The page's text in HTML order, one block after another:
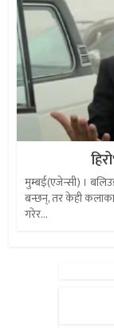
मुम्बई(एजेन्सी) ।
बन्छन्, तर केही
गरेर...